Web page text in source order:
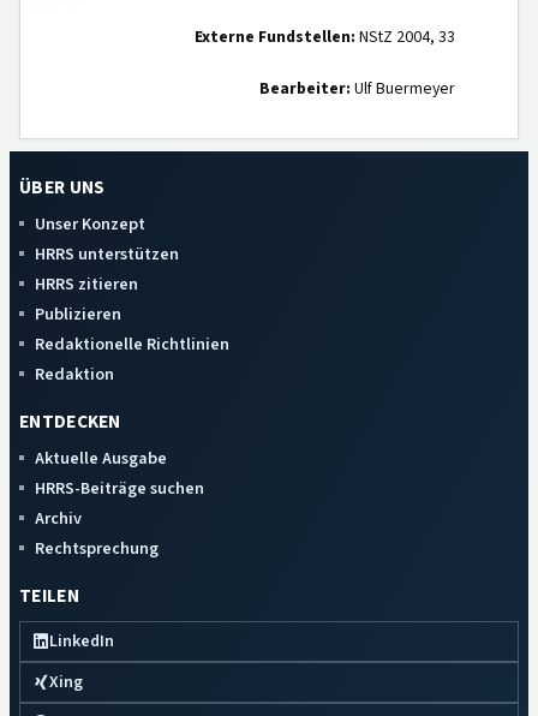
Externe Fundstellen: NStZ 2004, 33
Bearbeiter: Ulf Buermeyer
ÜBER UNS
Unser Konzept
HRRS unterstützen
HRRS zitieren
Publizieren
Redaktionelle Richtlinien
Redaktion
ENTDECKEN
Aktuelle Ausgabe
HRRS-Beiträge suchen
Archiv
Rechtsprechung
TEILEN
LinkedIn
Xing